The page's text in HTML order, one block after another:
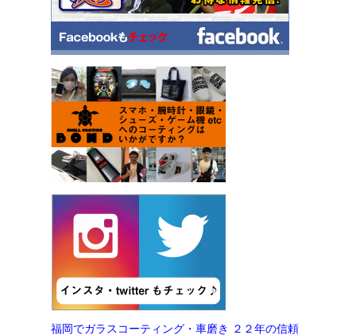
福岡でガラスコーティング・車磨き
２２年の信頼